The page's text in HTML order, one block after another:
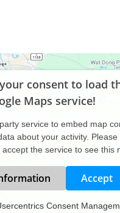
consent to load
Maps service!
service to embed map
about your activity. Please
the service to see this
Accept
Consent